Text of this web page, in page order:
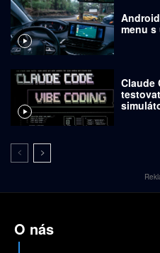
menu
Claude
O nás